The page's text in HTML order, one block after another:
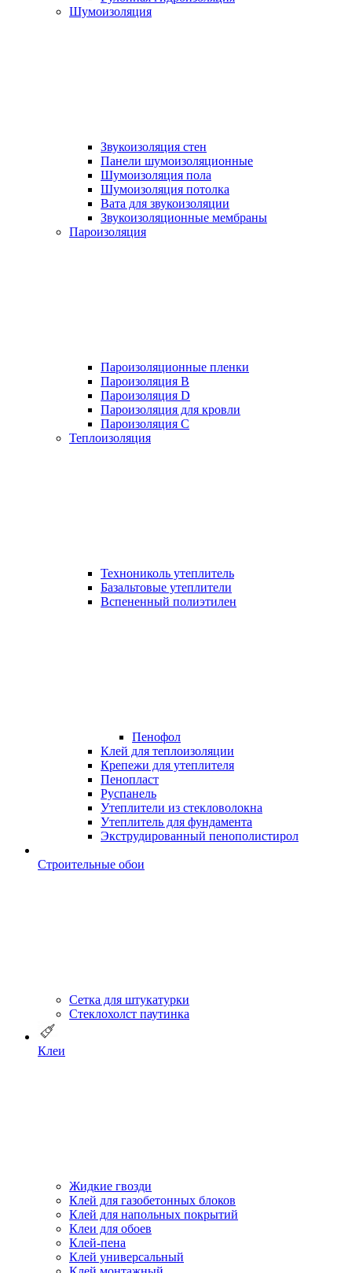
Шумоизоляция
Звукоизоляция стен
Панели шумоизоляционные
Шумоизоляция пола
Шумоизоляция потолка
Вата для звукоизоляции
Звукоизоляционные мембраны
Пароизоляция
Пароизоляционные пленки
Пароизоляция B
Пароизоляция D
Пароизоляция для кровли
Пароизоляция С
Теплоизоляция
Технониколь утеплитель
Базальтовые утеплители
Вспененный полиэтилен
Пенофол
Клей для теплоизоляции
Крепежи для утеплителя
Пенопласт
Руспанель
Утеплители из стекловолокна
Утеплитель для фундамента
Экструдированный пенополистирол
Строительные обои
Сетка для штукатурки
Стеклохолст паутинка
Клеи
Жидкие гвозди
Клей для газобетонных блоков
Клей для напольных покрытий
Клеи для обоев
Клей-пена
Клей универсальный